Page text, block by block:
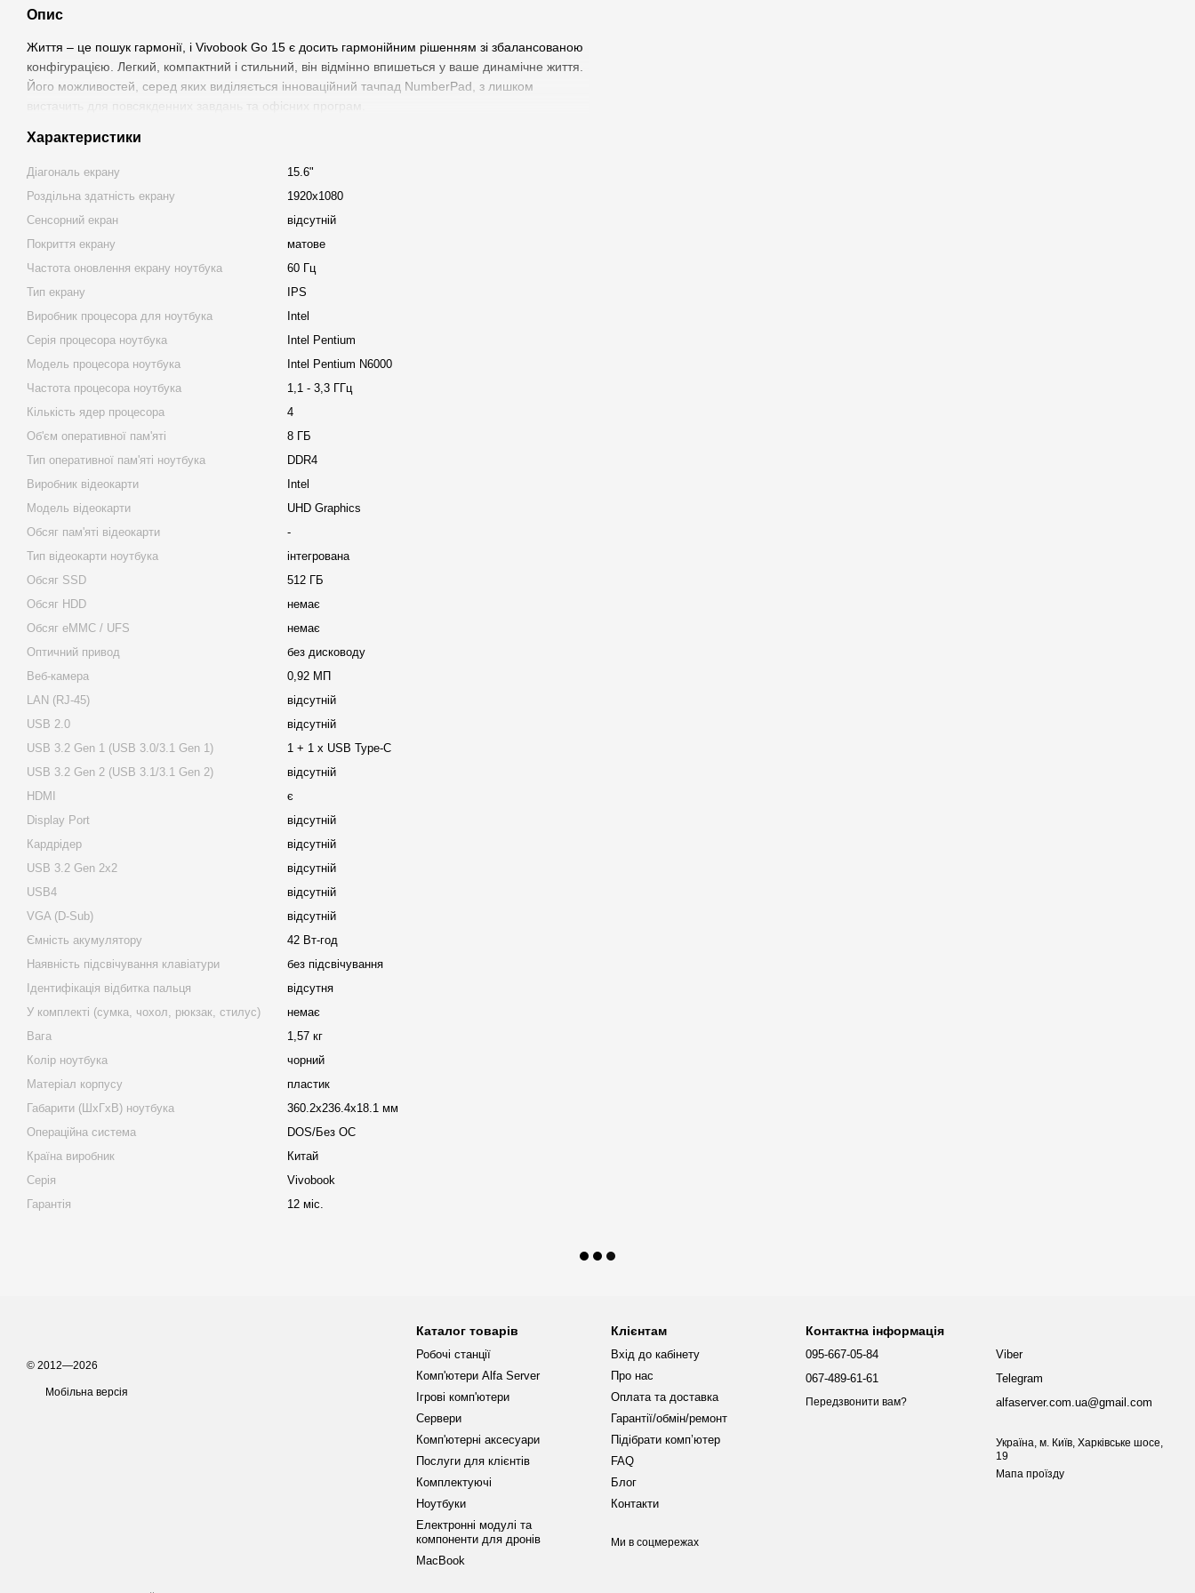
Опис
Життя – це пошук гармонії, і Vivobook Go 15 є досить гармонійним рішенням зі збалансованою
конфігурацією. Легкий, компактний і стильний, він відмінно впишеться у ваше динамічне життя.
Його можливостей, серед яких виділяється інноваційний тачпад NumberPad, з лишком
вистачить для повсякденних завдань та офісних програм.
Характеристики
Діагональ екрану
15.6"
Роздільна здатність екрану
1920x1080
Сенсорний екран
відсутній
Покриття екрану
матове
Частота оновлення екрану ноутбука
60 Гц
Тип екрану
IPS
Виробник процесора для ноутбука
Intel
Серія процесора ноутбука
Intel Pentium
Модель процесора ноутбука
Intel Pentium N6000
Частота процесора ноутбука
1,1 - 3,3 ГГц
Кількість ядер процесора
4
Об'єм оперативної пам'яті
8 ГБ
Тип оперативної пам'яті ноутбука
DDR4
Виробник відеокарти
Intel
Модель відеокарти
UHD Graphics
Обсяг пам'яті відеокарти
-
Тип відеокарти ноутбука
інтегрована
Обсяг SSD
512 ГБ
Обсяг HDD
немає
Обсяг eMMC / UFS
немає
Оптичний привод
без дисководу
Веб-камера
0,92 МП
LAN (RJ-45)
відсутній
USB 2.0
відсутній
USB 3.2 Gen 1 (USB 3.0/3.1 Gen 1)
1 + 1 x USB Type-C
USB 3.2 Gen 2 (USB 3.1/3.1 Gen 2)
відсутній
HDMI
є
Display Port
відсутній
Кардрідер
відсутній
USB 3.2 Gen 2x2
відсутній
USB4
відсутній
VGA (D-Sub)
відсутній
Ємність акумулятору
42 Вт-год
Наявність підсвічування клавіатури
без підсвічування
Ідентифікація відбитка пальця
відсутня
У комплекті (сумка, чохол, рюкзак, стилус)
немає
Вага
1,57 кг
Колір ноутбука
чорний
Матеріал корпусу
пластик
Габарити (ШхГхВ) ноутбука
360.2х236.4х18.1 мм
Операційна система
DOS/Без ОС
Країна виробник
Китай
Серія
Vivobook
Гарантія
12 міс.
© 2012—2026
Мобільна версія
Каталог товарів
Робочі станції
Комп'ютери Alfa Server
Ігрові комп'ютери
Сервери
Комп'ютерні аксесуари
Послуги для клієнтів
Комплектуючі
Ноутбуки
Електронні модулі та
компоненти для дронів
MacBook
Клієнтам
Вхід до кабінету
Про нас
Оплата та доставка
Гарантії/обмін/ремонт
Підібрати комп’ютер
FAQ
Блог
Контакти
Ми в соцмережах
Контактна інформація
095-667-05-84
067-489-61-61
Передзвонити вам?
Viber
Telegram
alfaserver.com.ua@gmail.com
Україна, м. Київ, Харківське шосе,
19
Мапа проїзду